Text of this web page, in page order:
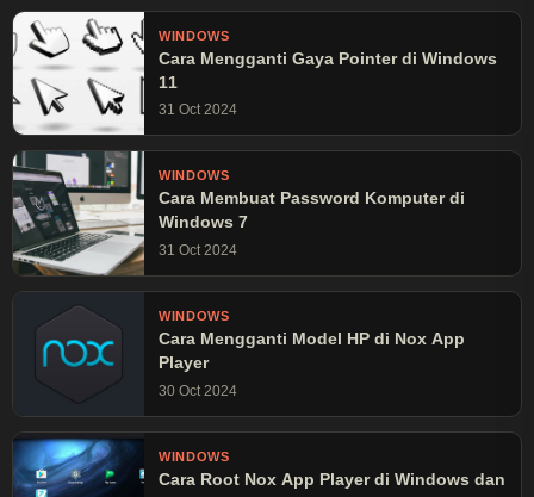
WINDOWS
Cara Mengganti Gaya Pointer di Windows
11
31 Oct 2024
WINDOWS
Cara Membuat Password Komputer di
Windows 7
31 Oct 2024
WINDOWS
Cara Mengganti Model HP di Nox App
Player
30 Oct 2024
WINDOWS
Cara Root Nox App Player di Windows dan